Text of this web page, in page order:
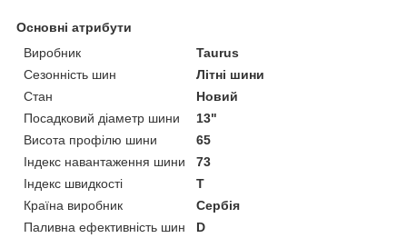
Основні атрибути
Виробник
Taurus
Сезонність шин
Літні шини
Стан
Новий
Посадковий діаметр шини
13"
Висота профілю шини
65
Індекс навантаження шини
73
Індекс швидкості
T
Країна виробник
Сербія
Паливна ефективність шин
D